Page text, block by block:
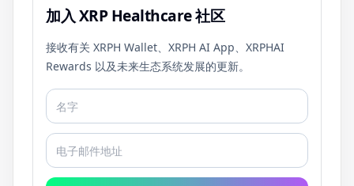
加入 XRP Healthcare 社区
接收有关 XRPH Wallet、XRPH AI App、XRPHAI
Rewards 以及未来生态系统发展的更新。